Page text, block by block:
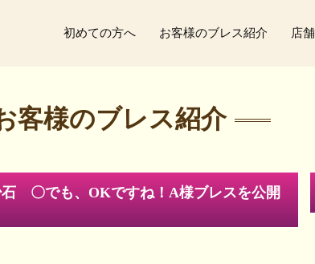
初めての方へ お客様のブレス紹介 店
客様のブレス紹介
でも、OKですね！A様ブレスを公開